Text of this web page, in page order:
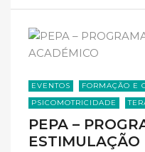
EVENTOS FORMAÇÃO E
PSICOMOTRICIDADE
PEPA –
ESTIMULAÇÃO